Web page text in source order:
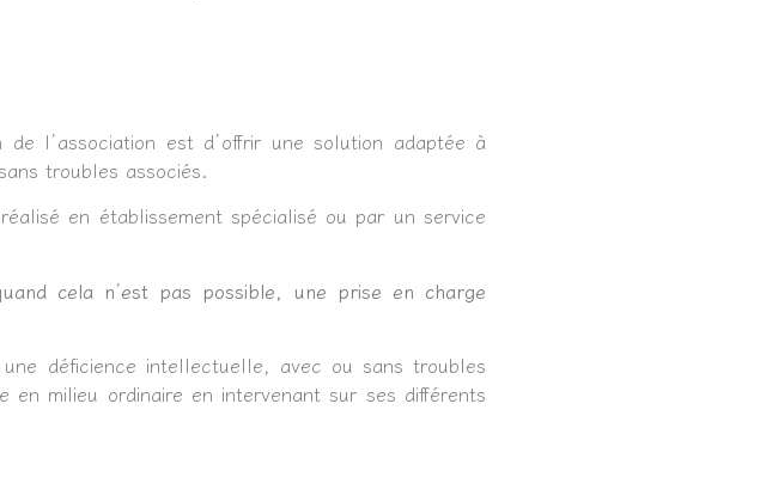
de l’association est d’offrir une solution adaptée à
troubles associés.
en établissement spécialisé ou par un service
cela n’est pas possible, une prise en charge
déficience intellectuelle, avec ou sans troubles
milieu ordinaire en intervenant sur ses différents